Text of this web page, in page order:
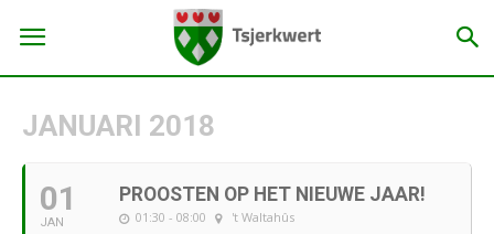
JANUARI 2018
01
JAN
PROOSTEN OP HET NIEUWE JAAR!
01:30 - 08:00 't Waltahûs